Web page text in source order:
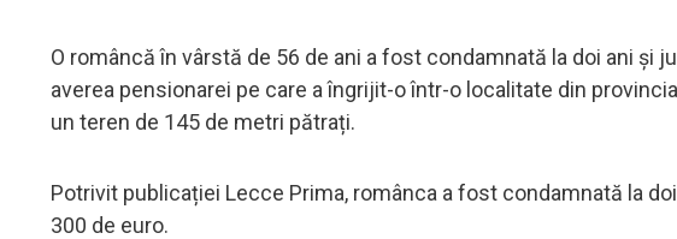
O româncă în vârstă de 56 de ani a fost condamnată la doi ani și
averea pensionarei pe care a îngrijit-o într-o localitate din
un teren de 145 de metri pătrați.
Potrivit publicației Lecce Prima, românca a fost condamnată la
300 de euro.